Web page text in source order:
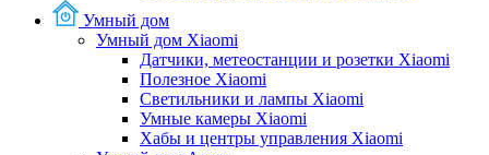
Умный дом
Умный дом Xiaomi
Датчики, метеостанции и розетки Xiaomi
Полезное Xiaomi
Светильники и лампы Xiaomi
Умные камеры Xiaomi
Хабы и центры управления Xiaomi